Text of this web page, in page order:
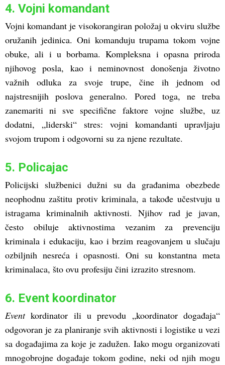
4. Vojni komandant
Vojni komandant je visokorangiran položaj u okviru službe
oružanih jedinica. Oni komanduju trupama tokom vojne
obuke, ali i u borbama. Kompleksna i opasna priroda
njihovog posla, kao i neminovnost donošenja životno
važnih odluka za svoje trupe, čine ih jednom od
najstresnijih poslova generalno. Pored toga, ne treba
zanemariti ni sve specifične faktore vojne službe, uz
dodatni, „liderski“ stres: vojni komandanti upravljaju
svojom trupom i odgovorni su za njene rezultate.
5. Policajac
Policijski službenici dužni su da građanima obezbede
neophodnu zaštitu protiv kriminala, a takođe učestvuju u
istragama kriminalnih aktivnosti. Njihov rad je javan,
često obiluje aktivnostima vezanim za prevenciju
kriminala i edukaciju, kao i brzim reagovanjem u slučaju
ozbiljnih nesreća i opasnosti. Oni su konstantna meta
kriminalaca, što ovu profesiju čini izrazito stresnom.
6. Event koordinator
Eventkordinator ili u prevodu „koordinator događaja“
odgovoran je za planiranje svih aktivnosti i logistike u vezi
sa događajima za koje je zadužen. Iako mogu organizovati
mnogobrojne događaje tokom godine, neki od njih mogu